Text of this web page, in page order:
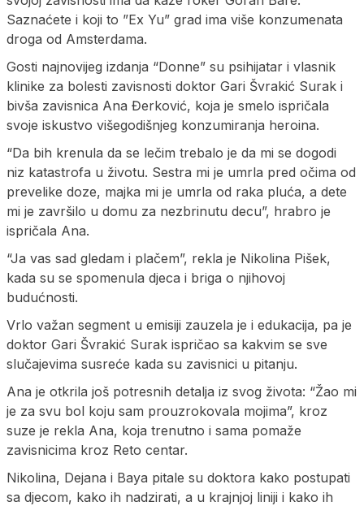
Saznaćete i koji to ”Ex Yu” grad ima više konzumenata
droga od Amsterdama.
Gosti najnovijeg izdanja “Donne” su psihijatar i vlasnik
klinike za bolesti zavisnosti doktor Gari Švrakić Surak i
bivša zavisnica Ana Đerković, koja je smelo ispričala
svoje iskustvo višegodišnjeg konzumiranja heroina.
“Da bih krenula da se lečim trebalo je da mi se dogodi
niz katastrofa u životu. Sestra mi je umrla pred očima od
prevelike doze, majka mi je umrla od raka pluća, a dete
mi je završilo u domu za nezbrinutu decu”, hrabro je
ispričala Ana.
“Ja vas sad gledam i plačem”, rekla je Nikolina Pišek,
kada su se spomenula djeca i briga o njihovoj
budućnosti.
Vrlo važan segment u emisiji zauzela je i edukacija, pa je
doktor Gari Švrakić Surak ispričao sa kakvim se sve
slučajevima susreće kada su zavisnici u pitanju.
Ana je otkrila još potresnih detalja iz svog života: “Žao mi
je za svu bol koju sam prouzrokovala mojima”, kroz
suze je rekla Ana, koja trenutno i sama pomaže
zavisnicima kroz Reto centar.
Nikolina, Dejana i Baya pitale su doktora kako postupati
sa djecom, kako ih nadzirati, a u krajnjoj liniji i kako ih